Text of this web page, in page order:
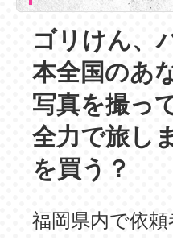
ゴリけん、
本全国のあ
写真を撮っ
全力で旅し
を買う？
福岡県内で依